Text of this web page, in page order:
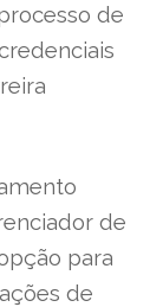
de
de
para
de